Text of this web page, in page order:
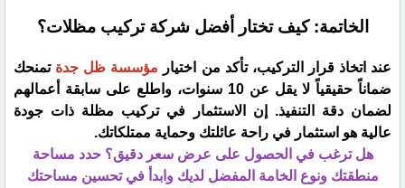
​الخاتمة: كيف تختار أفضل شركة تركيب مظلات؟
​عند اتخاذ قرار التركيب، تأكد من اختيار مؤسسة ظل جدة تمنحك
ضماناً حقيقياً لا يقل عن 10 سنوات، واطلع على سابقة أعمالهم
لضمان دقة التنفيذ. إن الاستثمار في تركيب مظلة ذات جودة
عالية هو استثمار في راحة عائلتك وحماية ممتلكاتك.
​هل ترغب في الحصول على عرض سعر دقيق؟ حدد مساحة
منطقتك ونوع الخامة المفضل لديك وابدأ في تحسين مساحتك